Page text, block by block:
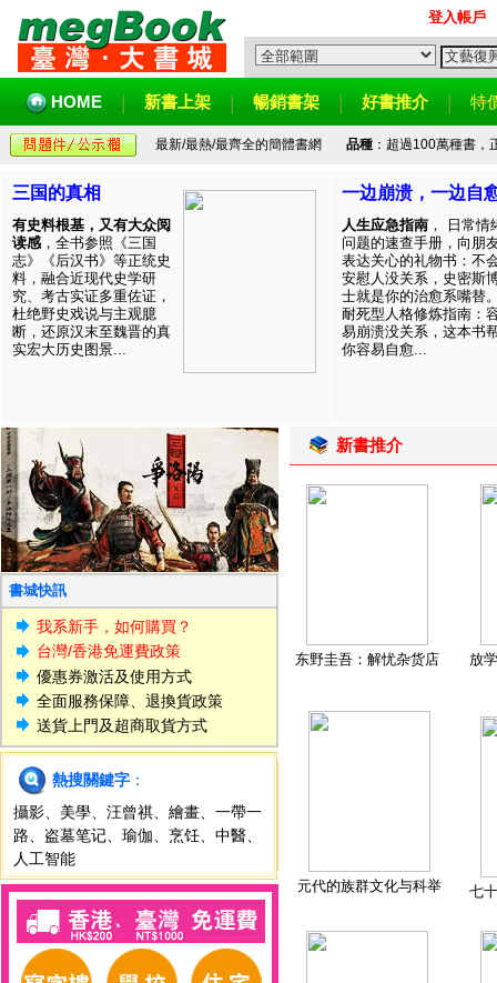
登入帳戶
HOME 新書上架 暢銷書架 好書推介 特
最新/最熱/最齊全的簡體書網 品種：超過100萬種書，
三国的真相
有史料根基，又有大众阅
读感 ，全书参照《三国
志》《后汉书》等正统史
料，融合近现代史学研
究、考古实证多重佐证，
杜绝野史戏说与主观臆
断，还原汉末至魏晋的真
实宏大历史图景...
一边崩溃，一边自
人生应急指南 ， 日常情
问题的速查手册，向朋
表达关心的礼物书：不
安慰人没关系，史密斯
士就是你的治愈系嘴替
耐死型人格修炼指南：
易崩溃没关系，这本书
你容易自愈...
書城快訊
我系新手，如何購買？
台灣/香港免運費政策
優惠券激活及使用方式
全面服務保障、退換貨政策
送貨上門及超商取貨方式
熱搜關鍵字 ：
攝影
美學 汪曾祺 繪畫
一帶一
路
盗墓笔记 瑜伽 烹饪 中醫
人工智能
新書推介
东野圭吾：解忧杂货店 放
元代的族群文化与科举 七